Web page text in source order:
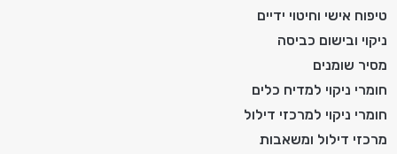
טיפוח אישי וחיטוי ידיים
ניקוי ובישום כביסה
מסיר שומנים
חומרי ניקוי למדיח כלים
חומרי ניקוי למרכזי דילול
מרכזי דילול ומשאבות